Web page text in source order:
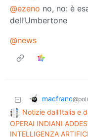
@ezeno no, no: è
dell’Umbertone
@news
macfranc
Notizie dall'Italia e
OPERAI INDIANI
INTELLIGENZA